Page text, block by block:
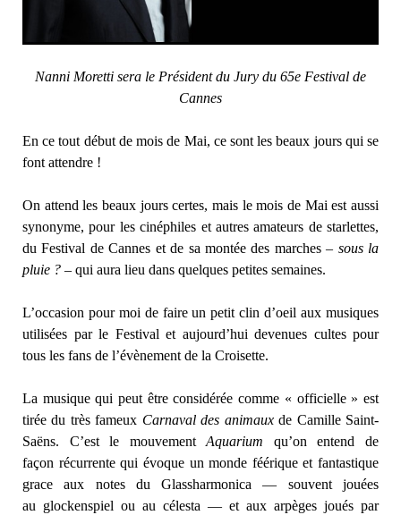
Nanni Moretti sera le Président du Jury du 65e Festival de
Cannes
En ce tout début de mois de Mai, ce sont les beaux jours qui se
font attendre !
On attend les beaux jours certes, mais le mois de Mai est aussi
synonyme, pour les cinéphiles et autres amateurs de starlettes,
du Festival de Cannes et de sa montée des marches– sous la
pluie ? – qui aura lieu dans quelques petites semaines.
L’occasion pour moi de faire un petit clin d’oeil aux musiques
utilisées par le Festival et aujourd’hui devenues cultes pour
tous les fans de l’évènement de la Croisette.
La musique qui peut être considérée comme « officielle » est
tirée du très fameux Carnaval des animauxde Camille Saint-
Saëns. C’est le mouvementAquarium qu’on entend de
façon récurrente qui évoque un monde féérique et fantastique
grace aux notes du Glassharmonica ― souvent jouées
au glockenspiel ou au célesta ― et aux arpèges joués par